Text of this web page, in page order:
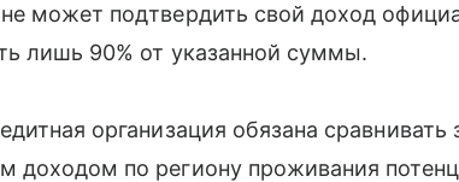
может подтвердить свой доход
лишь 90% от указанной суммы.
организация обязана
доходом по региону проживания